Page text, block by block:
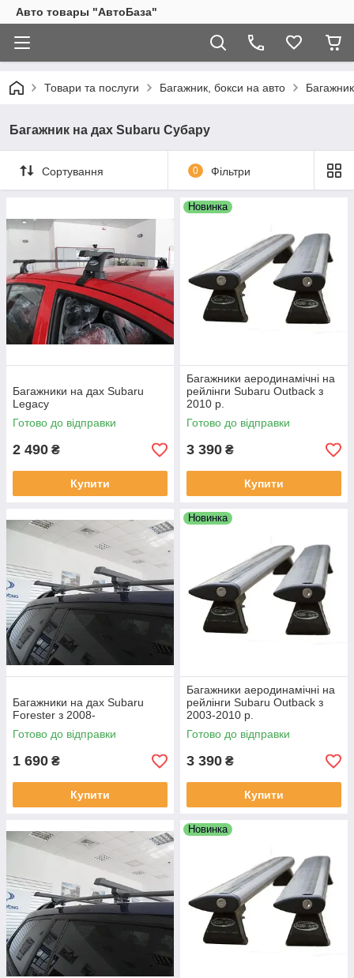
Авто товары "АвтоБаза"
Товари та послуги Багажник, бокси на авто
Багажник на дах Subaru Субару
Сортування 0 Фільтри
Багажники на дах Subaru
Legacy
Готово до відправки
2 490 ₴
Купити
Новинка
Багажники аеродинамічні на
рейлінги Subaru Outback з
2010 р.
Готово до відправки
3 390 ₴
Купити
Багажники на дах Subaru
Forester з 2008-
Готово до відправки
1 690 ₴
Купити
Новинка
Багажники аеродинамічні на
рейлінги Subaru Outback з
2003-2010 р.
Готово до відправки
3 390 ₴
Купити
Новинка